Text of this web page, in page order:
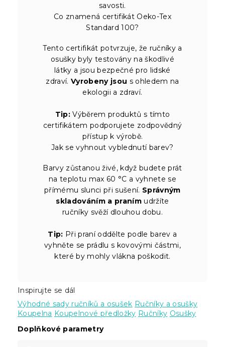
savosti.
Co znamená certifikát Oeko-Tex
Standard 100?
Tento certifikát potvrzuje, že ručníky a
osušky byly testovány na škodlivé
látky a jsou bezpečné pro lidské
zdraví. Vyrobeny jsou s ohledem na
ekologii a zdraví.
Tip: Výběrem produktů s tímto
certifikátem podporujete zodpovědný
přístup k výrobě.
Jak se vyhnout vyblednutí barev?
Barvy zůstanou živé, když budete prát
na teplotu max 60 °C a vyhnete se
přímému slunci při sušení. Správným
skladováním a praním udržíte
ručníky svěží dlouhou dobu.
Tip: Při praní oddělte podle barev a
vyhněte se prádlu s kovovými částmi,
které by mohly vlákna poškodit.
Inspirujte se dál
Výhodné sady ručníků a osušek Ručníky a osušky
Koupelna Koupelnové předložky Ručníky Osušky
Doplňkové parametry